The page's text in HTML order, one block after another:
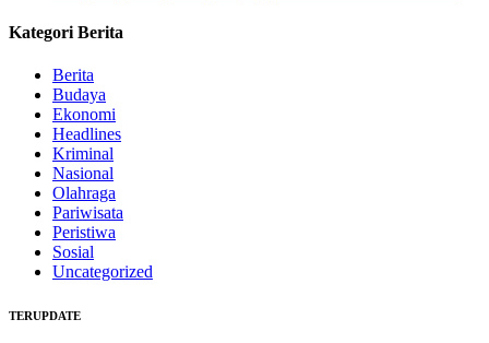
Kategori Berita
Berita
Budaya
Ekonomi
Headlines
Kriminal
Nasional
Olahraga
Pariwisata
Peristiwa
Sosial
Uncategorized
TERUPDATE